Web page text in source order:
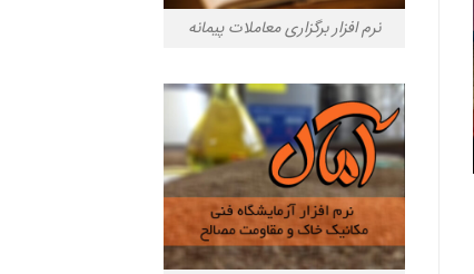
نرم افزار برگزاری معاملات پیمانه